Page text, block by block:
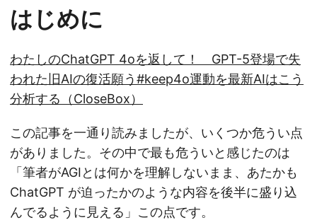
はじめに
わたしのChatGPT 4oを返して！ GPT-5登場で失
われた旧AIの復活願う#keep4o運動を最新AIはこう
分析する（CloseBox）
この記事を一通り読みましたが、いくつか危うい点
がありました。その中で最も危ういと感じたのは
「筆者がAGIとは何かを理解しないまま、あたかも
ChatGPT が迫ったかのような内容を後半に盛り込
んでるように見える」この点です。